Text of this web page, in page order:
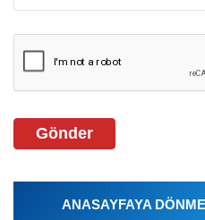
Gönder
ANASAYFAYA